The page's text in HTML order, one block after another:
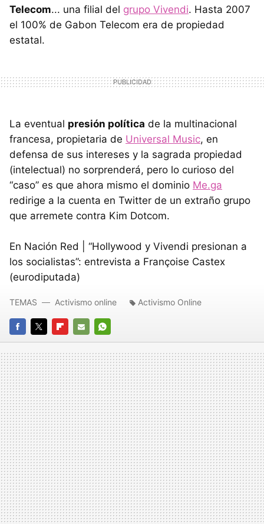
Telecom... una filial del grupo Vivendi. Hasta 2007
el 100% de Gabon Telecom era de propiedad
estatal.
La eventual presión política de la multinacional
francesa, propietaria de Universal Music, en
defensa de sus intereses y la sagrada propiedad
(intelectual) no sorprenderá, pero lo curioso del
“caso” es que ahora mismo el dominio Me.ga
redirige a la cuenta en Twitter de un extraño grupo
que arremete contra Kim Dotcom.
En Nación Red | “Hollywood y Vivendi presionan a
los socialistas”: entrevista a Françoise Castex
(eurodiputada)
FACEBOOK
TWITTERFLIPBOARD
E-
MAIL
WHATSAPP
TEMAS Activismo online Activismo Online